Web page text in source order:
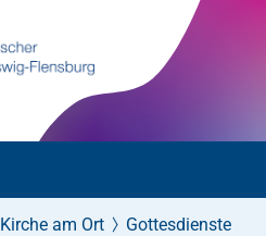
Kirche am Ort Gottesdienste